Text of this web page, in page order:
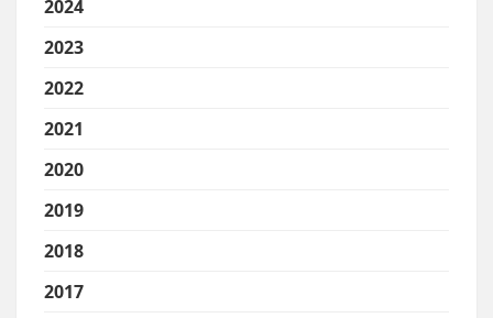
2024
2023
2022
2021
2020
2019
2018
2017